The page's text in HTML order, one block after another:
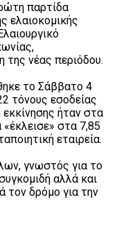
παρτίδα
ελαιοκομικής
της νέας περιόδου.
το Σάββατο 4
τόνους εσοδείας
ήταν στα
στα 7,85
εταιρεία.
γνωστός για το
αλλά και
τον δρόμο για την